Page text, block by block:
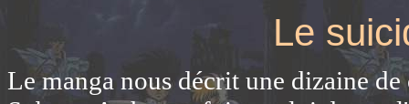
Le
Le manga nous décrit une dizaine